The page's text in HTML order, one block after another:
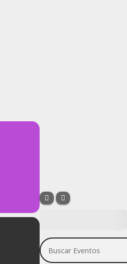
Buscar Eventos